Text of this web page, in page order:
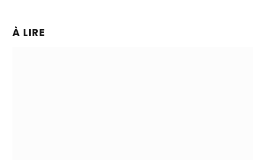
À LIRE